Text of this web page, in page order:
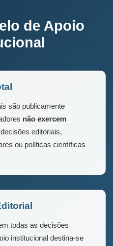
de Apoio
são publicamente
não exercem
editoriais,
ou políticas científicas
todas as decisões
institucional destina-se